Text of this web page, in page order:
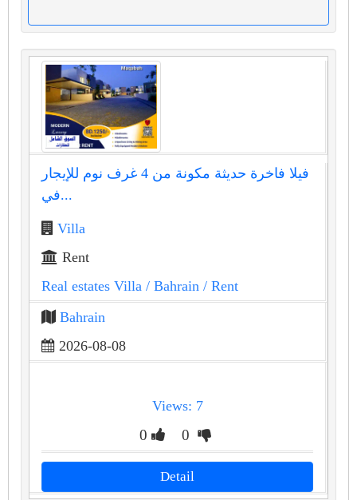
فيلا فاخرة حديثة مكونة من 4 غرف نوم للإيجار
في...
Villa
Rent
Real estates Villa / Bahrain / Rent
Bahrain
2026-08-08
Views: 7
0 0
Detail